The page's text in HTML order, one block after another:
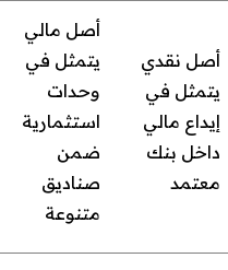
أصل نقدي
يتمثل في
إيداع مالي
داخل بنك
معتمد
أصل مالي
يتمثل في
وحدات
استثمارية
ضمن
صناديق
متنوعة